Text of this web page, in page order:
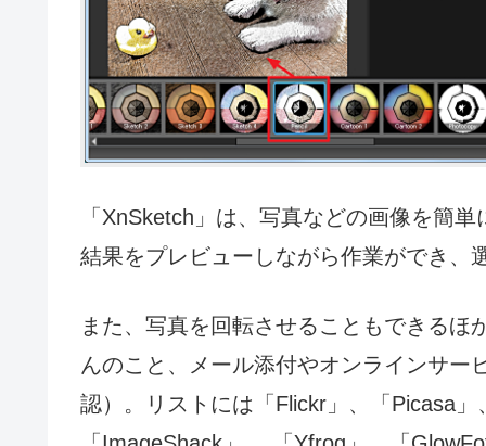
「XnSketch」は、写真などの画像を簡
結果をプレビューしながら作業ができ、
また、写真を回転させることもできる
んのこと、メール添付やオンラインサー
認）。リストには「Flickr」、「Picasa